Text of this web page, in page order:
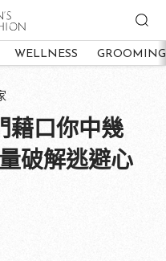
WELLNESS GROOMING
藉口你中幾
破解逃避心